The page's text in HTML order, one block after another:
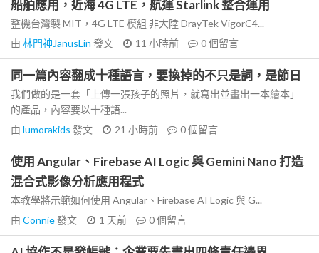
船舶應用，近海 4G LTE，航運 Starlink 整合運用
整機台灣製 MIT，4G LTE 模組 非大陸 DrayTek VigorC4...
由 林門神JanusLin 發文 11 小時前 0個留言
同一篇內容翻成十種語言，要換掉的不只是詞，是節日
我們做的是一套「上傳一張孩子的照片，就寫出並畫出一本繪本」
的產品，內容要以十種語...
由 lumorakids 發文 21 小時前 0個留言
使用 Angular、Firebase AI Logic 與 Gemini Nano 打造
混合式影像分析應用程式
本教學將示範如何使用 Angular、Firebase AI Logic 與 G...
由 Connie發文 1 天前 0個留言